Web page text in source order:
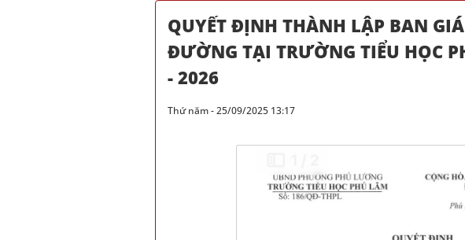
QUYẾT ĐỊNH THÀNH LẬP BAN
ĐƯỜNG TẠI TRƯỜNG TIỂU HỌC
- 2026
Thứ năm - 25/09/2025 13:17